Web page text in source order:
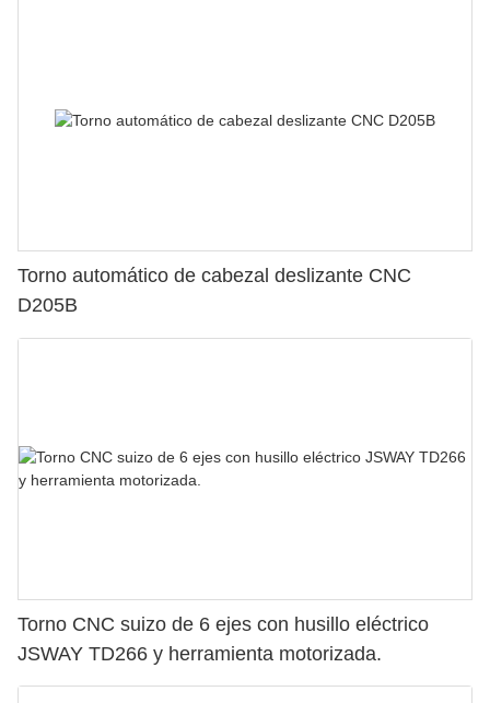
Torno automático de cabezal deslizante CNC
D205B
Torno CNC suizo de 6 ejes con husillo eléctrico
JSWAY TD266 y herramienta motorizada.